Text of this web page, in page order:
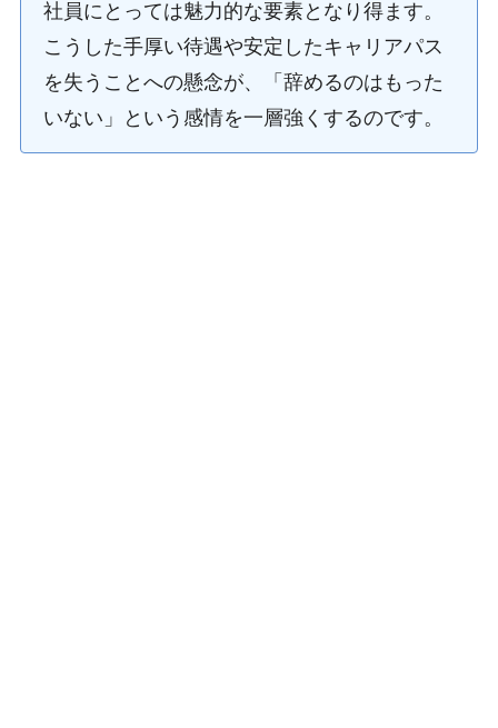
社員にとっては魅力的な要素となり得ます。
こうした手厚い待遇や安定したキャリアパス
を失うことへの懸念が、「辞めるのはもった
いない」という感情を一層強くするのです。